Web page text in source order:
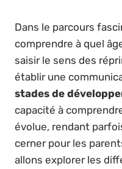
Dans le parcours
comprendre à quel
saisir le sens des
établir une
stades de
capacité à
évolue, rendant
cerner pour les
allons explorer les